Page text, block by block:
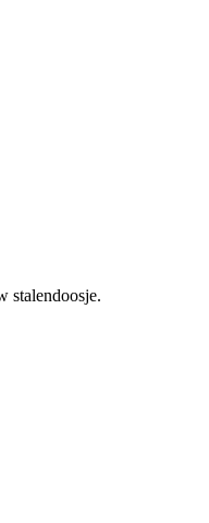
stalendoosje.